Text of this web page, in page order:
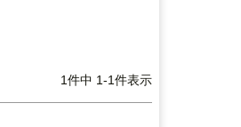
1件中 1-1件表示